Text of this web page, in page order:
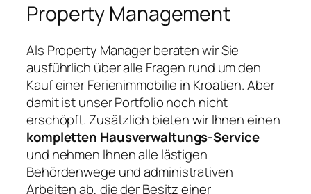
Property Management
Als Property Manager beraten wir Sie
ausführlich über alle Fragen rund um den
Kauf einer Ferienimmobilie in Kroatien. Aber
damit ist unser Portfolio noch nicht
erschöpft. Zusätzlich bieten wir Ihnen einen
kompletten Hausverwaltungs-Service
und nehmen Ihnen alle lästigen
Behördenwege und administrativen
Arbeiten ab, die der Besitz einer